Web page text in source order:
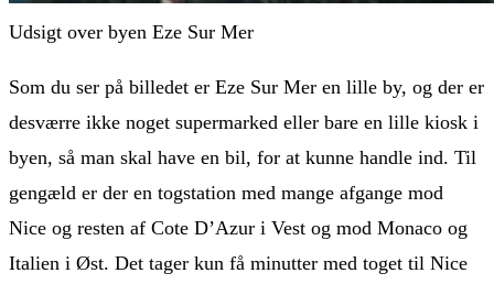
Udsigt over byen Eze Sur Mer
Som du ser på billedet er Eze Sur Mer en lille by, og der er
desværre ikke noget supermarked eller bare en lille kiosk i
byen, så man skal have en bil, for at kunne handle ind. Til
gengæld er der en togstation med mange afgange mod
Nice og resten af Cote D’Azur i Vest og mod Monaco og
Italien i Øst. Det tager kun få minutter med toget til Nice